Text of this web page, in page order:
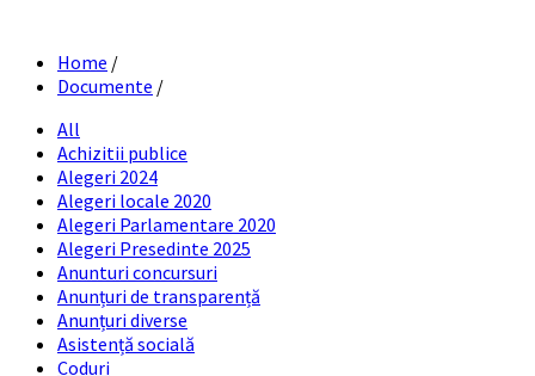
Home /
Documente /
All
Achizitii publice
Alegeri 2024
Alegeri locale 2020
Alegeri Parlamentare 2020
Alegeri Presedinte 2025
Anunturi concursuri
Anunțuri de transparență
Anunțuri diverse
Asistență socială
Coduri